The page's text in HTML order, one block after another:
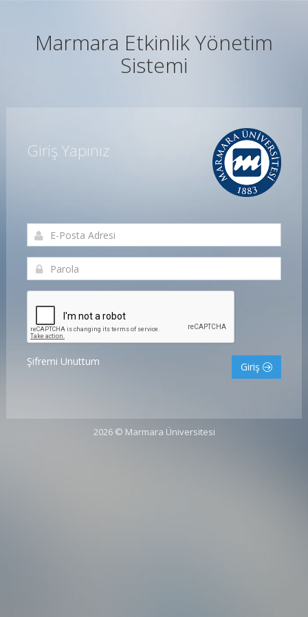
Marmara Etkinlik Yönetim
Sistemi
Giriş Yapınız
Şifremi Unuttum Giriş
2026 © Marmara Üniversitesi